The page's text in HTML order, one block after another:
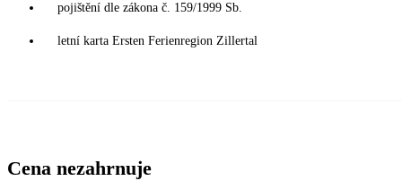
pojištění dle zákona č. 159/1999 Sb.
letní karta Ersten Ferienregion Zillertal
Cena nezahrnuje